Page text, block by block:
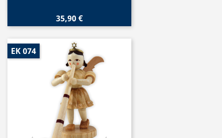
35,90 €
EK 074